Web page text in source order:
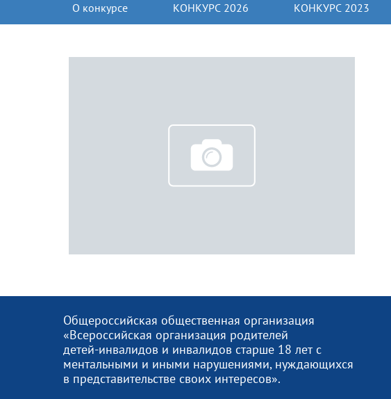
О конкурсе КОНКУРС 2026 КОНКУРС 2023
Общероссийская общественная организация
«Всероссийская организация родителей
детей-инвалидов и инвалидов старше 18 лет с
ментальными и иными нарушениями, нуждающихся
в представительстве своих интересов».